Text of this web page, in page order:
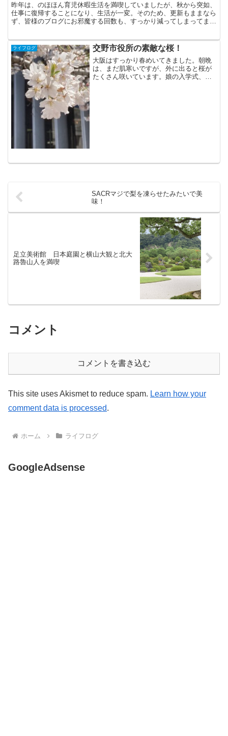
昨年は、のほほん育児休暇生活を満喫していましたが、秋から突如、
仕事に復帰することになり、生活が一変。そのため、更新もままなら
ず、皆様のブログにお邪魔する回数も、すっかり減ってしまってま
ライフログ 交野市役所の素敵な桜！
大阪はすっかり春めいてきました。朝晩
は、まだ肌寒いですが、外に出ると桜が
たくさん咲いています。娘の入学式、今
SACRマジで梨を凍らせたみたいで美
味！
足立美術館 日本庭園と横山大観と北大
路魯山人を満喫
コメント
コメントを書き込む
This site uses Akismet to reduce spam. Learn how your
comment data is processed.
ホーム ライフログ
GoogleAdsense